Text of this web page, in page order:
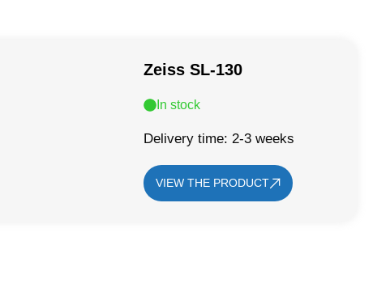
Zeiss SL-130
In stock
Delivery time: 2-3 weeks
VIEW THE PRODUCT